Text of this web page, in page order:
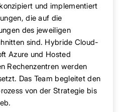
und implementiert
die auf die
des jeweiligen
sind. Hybride Cloud-
Azure und Hosted
Rechenzentren werden
Das Team begleitet den
von der Strategie bis